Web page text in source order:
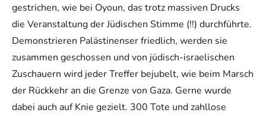
gestrichen, wie bei Oyoun, das trotz massiven Drucks
die Veranstaltung der Jüdischen Stimme (!!) durchführte.
Demonstrieren Palästinenser friedlich, werden sie
zusammen geschossen und von jüdisch-israelischen
Zuschauern wird jeder Treffer bejubelt, wie beim Marsch
der Rückkehr an die Grenze von Gaza. Gerne wurde
dabei auch auf Knie gezielt. 300 Tote und zahllose